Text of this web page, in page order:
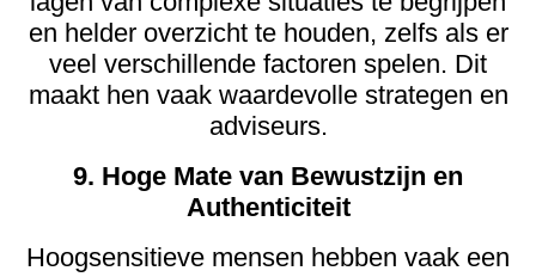
en helder overzicht te houden, zelfs als er
veel verschillende factoren spelen. Dit
maakt hen vaak waardevolle strategen en
adviseurs.
9. Hoge Mate van Bewustzijn en
Authenticiteit
Hoogsensitieve mensen hebben vaak een